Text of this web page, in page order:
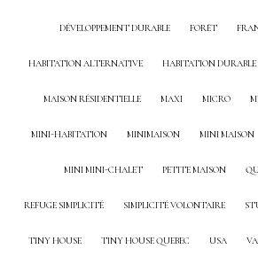
DÉVELOPPEMENT DURABLE FORÊT
HABITATION ALTERNATIVE HABITATION DURABLE
MAISON RÉSIDENTIELLE MAXI MICRO
MINI-HABITATION MINIMAISON MINI MAISON
MINI MINI-CHALET PETITE MAISON
REFUGE SIMPLICITÉ SIMPLICITÉ VOLONTAIRE
TINY HOUSE TINY HOUSE QUEBEC USA